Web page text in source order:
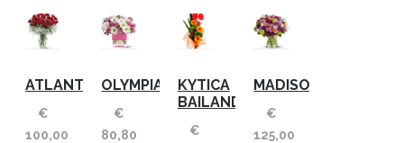
ATLANTA
€
100,00
OLYMPIA
€
80,80
KYTICA
BAILANDO
€
MADISON
€
125,00